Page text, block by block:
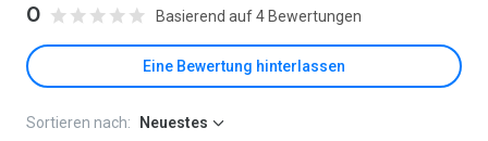
0 Basierend auf 4 Bewertungen
Eine Bewertung hinterlassen
Sortieren nach: Neuestes